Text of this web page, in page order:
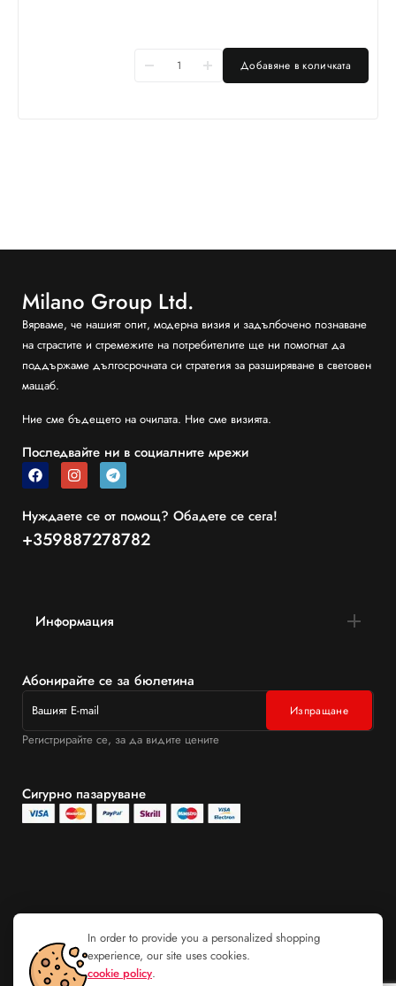
Добавяне в количката
Milano Group Ltd.
Вярваме, че нашият опит, модерна визия и задълбочено познаване
на страстите и стремежите на потребителите ще ни помогнат да
поддържаме дългосрочната си стратегия за разширяване в световен
мащаб.
Ние сме бъдещето на очилата. Ние сме визията.
Последвайте ни в социалните мрежи
Нуждаете се от помощ? Обадете се сега!
+359887278782
Информация
Абонирайте се за бюлетина
Регистрирайте се, за да видите цените
Сигурно пазаруване
In order to provide you a personalized shopping
experience, our site uses cookies.
cookie policy.